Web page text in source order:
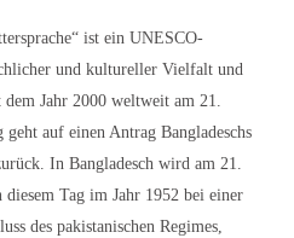
ist ein UNESCO-
und kultureller Vielfalt und
Jahr 2000 weltweit am 21.
auf einen Antrag Bangladeschs
In Bangladesch wird am 21.
Tag im Jahr 1952 bei einer
des pakistanischen Regimes,